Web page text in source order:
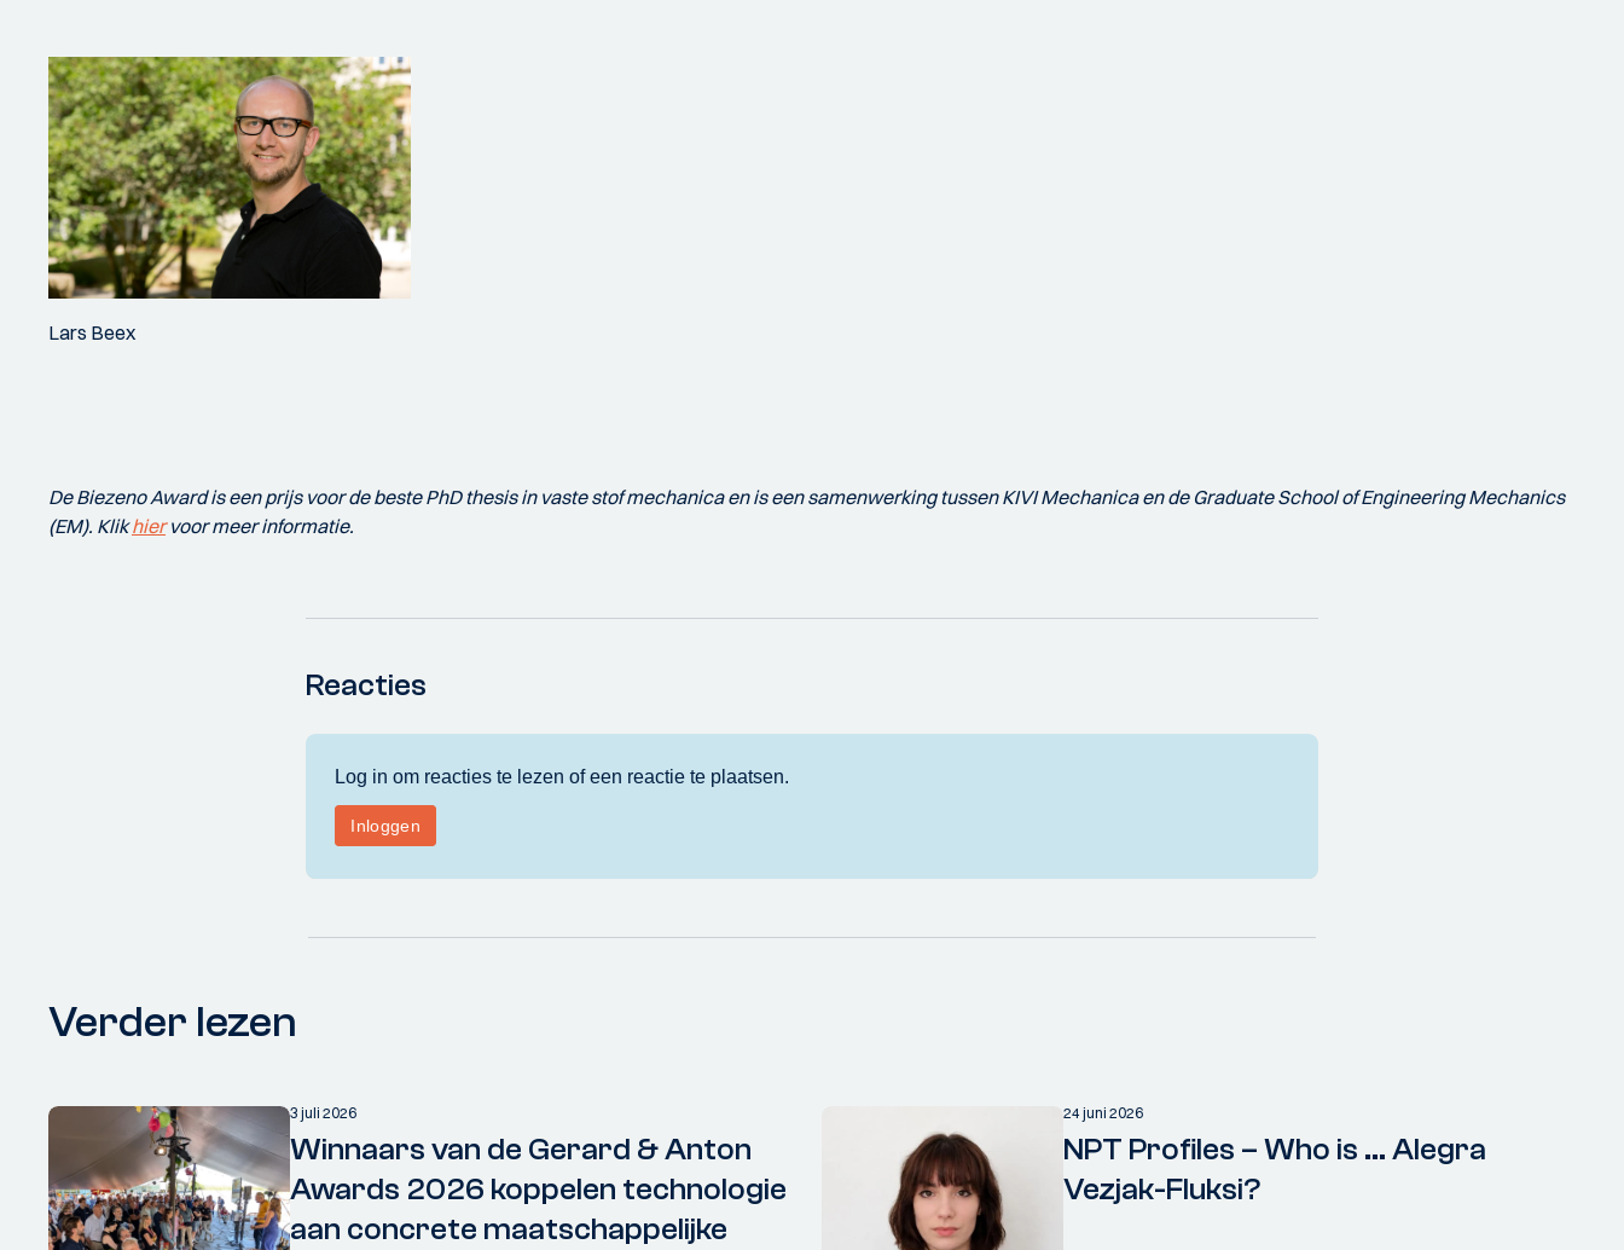
Lars Beex
De Biezeno Award is een prijs voor de beste PhD thesis in vaste stof mechanica en is een samenwerking tussen KIVI Mechanica en de Graduate School of Engineering Mechanics
(EM). Klikhiervoor meer informatie.
Reacties
Verder lezen
3 juli 2026
Winnaars van de Gerard & Anton
Awards 2026 koppelen technologie
aan concrete maatschappelijke
24 juni 2026
NPT Profiles – Who is ... Alegra
Vezjak-Fluksi?